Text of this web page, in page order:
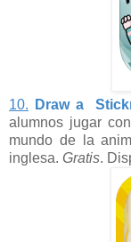
10. Draw a
alumnos jugar
mundo de la
inglesa. Gratis.